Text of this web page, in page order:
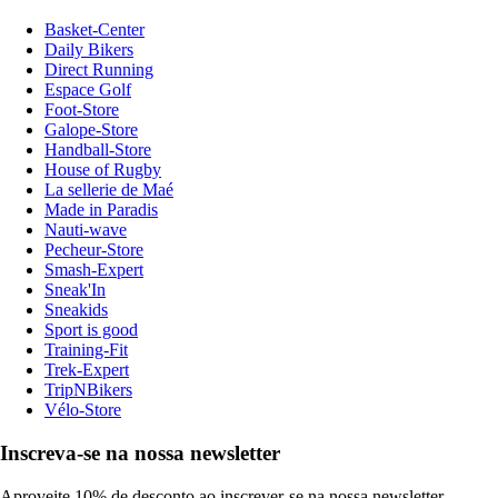
Basket-Center
Daily Bikers
Direct Running
Espace Golf
Foot-Store
Galope-Store
Handball-Store
House of Rugby
La sellerie de Maé
Made in Paradis
Nauti-wave
Pecheur-Store
Smash-Expert
Sneak'In
Sneakids
Sport is good
Training-Fit
Trek-Expert
TripNBikers
Vélo-Store
Inscreva-se na nossa newsletter